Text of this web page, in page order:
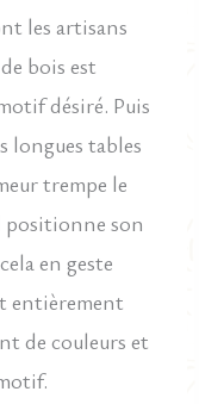
les artisans
bois est
désiré. Puis
longues tables
trempe le
positionne son
en geste
entièrement
de couleurs et